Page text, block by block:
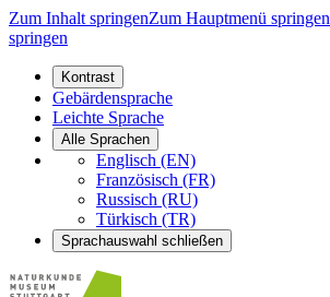
Zum Inhalt springenZum Hauptmenü springen
springen
Kontrast
Gebärdensprache
Leichte Sprache
Alle Sprachen
Englisch (EN)
Französisch (FR)
Russisch (RU)
Türkisch (TR)
Sprachauswahl schließen